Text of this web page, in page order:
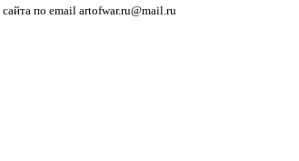
по email artofwar.ru@mail.ru